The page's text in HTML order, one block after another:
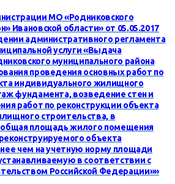
МО «Родниковского
Ивановской области» от 05.05.2017
административного регламента
услуги «Выдача
муниципального района
проведения основных работ по
индивидуального жилищного
фундамента, возведение стен и
работ по реконструкции объекта
строительства, в
общая площадь жилого помещения
объекта
чем на учетную норму площади
в соответствии с
Российской Федерации»»